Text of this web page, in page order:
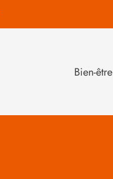
Bien-être